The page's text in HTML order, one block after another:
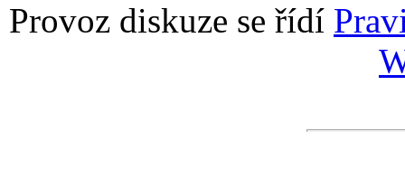
Provoz diskuze se řídí